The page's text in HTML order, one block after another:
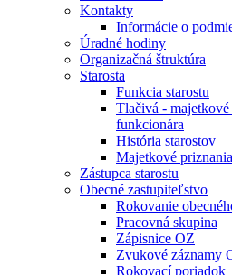
Kontakty
Informácie o
Úradné hodiny
Organizačná štruktúra
Starosta
Funkcia starostu
Tlačivá -
funkcionára
História starostov
Majetkové
Zástupca starostu
Obecné zastupiteľstvo
Rokovanie
Pracovná skupina
Zápisnice OZ
Zvukové záznamy
Rokovací poriadok